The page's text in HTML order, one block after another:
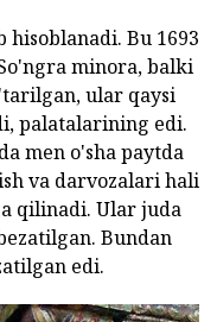
Bu 1693
minora, balki
ular qaysi
palatalarining edi.
men o'sha paytda
va darvozalari hali
qilinadi. Ular juda
Bundan
edi.